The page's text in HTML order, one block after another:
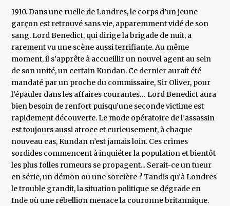
1910. Dans une ruelle de Londres, le corps d’un jeune
garçon est retrouvé sans vie, apparemment vidé de son
sang. Lord Benedict, qui dirige la brigade de nuit, a
rarement vu une scène aussi terrifiante. Au même
moment, il s’apprête à accueillir un nouvel agent au sein
de son unité, un certain Kundan. Ce dernier aurait été
mandaté par un proche du commissaire, Sir Oliver, pour
l’épauler dans les affaires courantes… Lord Benedict aura
bien besoin de renfort puisqu’une seconde victime est
rapidement découverte. Le mode opératoire de l’assassin
est toujours aussi atroce et curieusement, à chaque
nouveau cas, Kundan n’est jamais loin. Ces crimes
sordides commencent à inquiéter la population et bientôt
les plus folles rumeurs se propagent... Serait-ce un tueur
en série, un démon ou une sorcière ? Tandis qu’à Londres
le trouble grandit, la situation politique se dégrade en
Inde où une rébellion menace la couronne britannique.